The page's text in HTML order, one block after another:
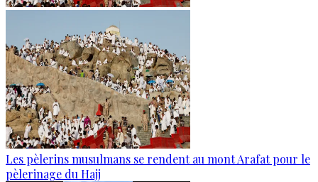
Les pèlerins musulmans se rendent au mont Arafat pour le
pèlerinage du Hajj